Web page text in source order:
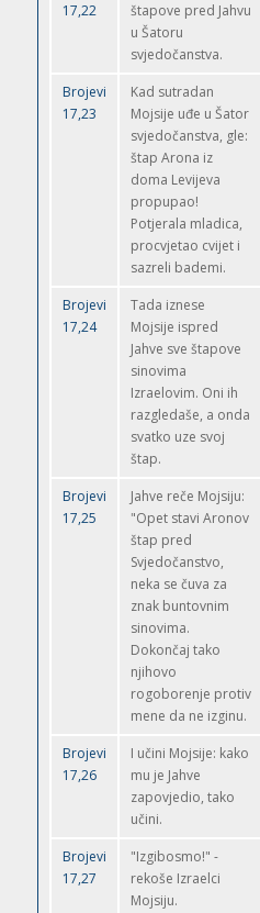
17,22
štapove pred Jahvu
u Šatoru
svjedočanstva.
Brojevi
17,23
Kad sutradan
Mojsije uđe u Šator
svjedočanstva, gle:
štap Arona iz
doma Levijeva
propupao!
Potjerala mladica,
procvjetao cvijet i
sazreli bademi.
Brojevi
17,24
Tada iznese
Mojsije ispred
Jahve sve štapove
sinovima
Izraelovim. Oni ih
razgledaše, a onda
svatko uze svoj
štap.
Brojevi
17,25
Jahve reče Mojsiju:
"Opet stavi Aronov
štap pred
Svjedočanstvo,
neka se čuva za
znak buntovnim
sinovima.
Dokončaj tako
njihovo
rogoborenje protiv
mene da ne izginu.
Brojevi
17,26
I učini Mojsije: kako
mu je Jahve
zapovjedio, tako
učini.
Brojevi
17,27
"Izgibosmo!" -
rekoše Izraelci
Mojsiju.